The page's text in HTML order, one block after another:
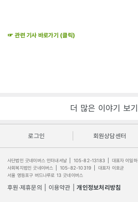
☞ 관련 기사 바로가기 (클릭)
더 많은 이야기 보기
로그인 회원상담센터
사단법인 굿네이버스 인터내셔날 105-82-13183
대표자 이일하
사회복지법인 굿네이버스
105-82-10319
대표자 이호균
서울 영등포구 버드나루로 13 굿네이버스
후원·제휴문의 이용약관 개인정보처리방침